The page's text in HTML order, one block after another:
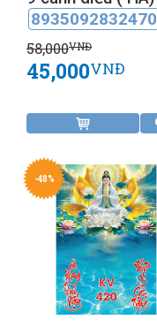
8935092832470
58,000VNĐ
45,000VNĐ
-48%